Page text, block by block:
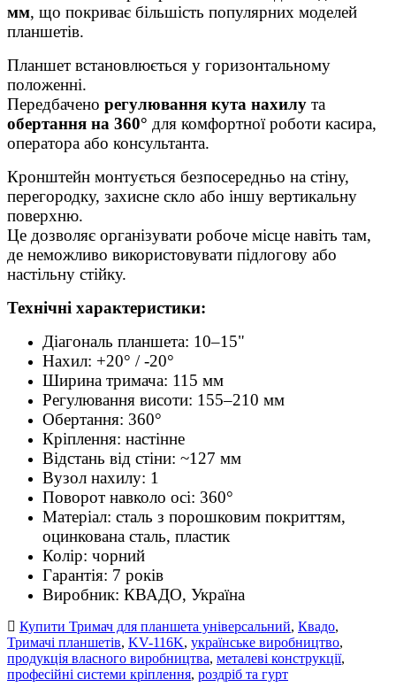
мм, що покриває більшість популярних моделей
планшетів.
Планшет встановлюється у горизонтальному
положенні.
Передбачено регулювання кута нахилу та
обертання на 360° для комфортної роботи касира,
оператора або консультанта.
Кронштейн монтується безпосередньо на стіну,
перегородку, захисне скло або іншу вертикальну
поверхню.
Це дозволяє організувати робоче місце навіть там,
де неможливо використовувати підлогову або
настільну стійку.
Технічні характеристики:
Діагональ планшета: 10–15"
Нахил: +20° / -20°
Ширина тримача: 115 мм
Регулювання висоти: 155–210 мм
Обертання: 360°
Кріплення: настінне
Відстань від стіни: ~127 мм
Вузол нахилу: 1
Поворот навколо осі: 360°
Матеріал: сталь з порошковим покриттям,
оцинкована сталь, пластик
Колір: чорний
Гарантія: 7 років
Виробник: КВАДО, Україна
Купити Тримач для планшета універсальний, Квадо,
Тримачі планшетів, KV-116K, українське виробництво,
продукція власного виробництва, металеві конструкції,
професійні системи кріплення, роздріб та гурт